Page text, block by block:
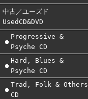
中古／ユーズド
UsedCD&DVD
Progressive &
Psyche CD
Hard, Blues &
Psyche CD
Trad, Folk & Others
CD